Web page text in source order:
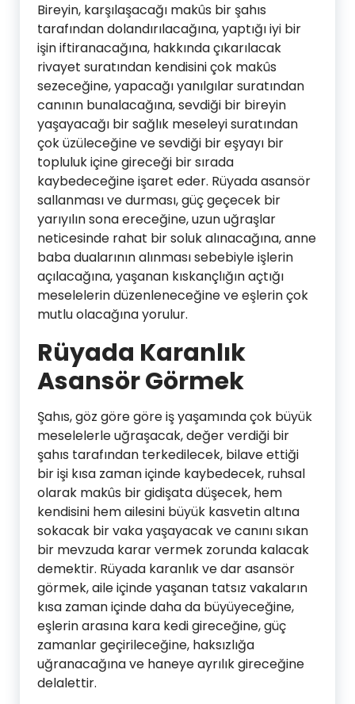
Bireyin, karşılaşacağı makûs bir şahıs
tarafından dolandırılacağına, yaptığı iyi bir
işin iftiranacağına, hakkında çıkarılacak
rivayet suratından kendisini çok makûs
sezeceğine, yapacağı yanılgılar suratından
canının bunalacağına, sevdiği bir bireyin
yaşayacağı bir sağlık meseleyi suratından
çok üzüleceğine ve sevdiği bir eşyayı bir
topluluk içine gireceği bir sırada
kaybedeceğine işaret eder. Rüyada asansör
sallanması ve durması, güç geçecek bir
yarıyılın sona ereceğine, uzun uğraşlar
neticesinde rahat bir soluk alınacağına, anne
baba dualarının alınması sebebiyle işlerin
açılacağına, yaşanan kıskançlığın açtığı
meselelerin düzenleneceğine ve eşlerin çok
mutlu olacağına yorulur.
Rüyada Karanlık
Asansör Görmek
Şahıs, göz göre göre iş yaşamında çok büyük
meselelerle uğraşacak, değer verdiği bir
şahıs tarafından terkedilecek, bilave ettiği
bir işi kısa zaman içinde kaybedecek, ruhsal
olarak makûs bir gidişata düşecek, hem
kendisini hem ailesini büyük kasvetin altına
sokacak bir vaka yaşayacak ve canını sıkan
bir mevzuda karar vermek zorunda kalacak
demektir. Rüyada karanlık ve dar asansör
görmek, aile içinde yaşanan tatsız vakaların
kısa zaman içinde daha da büyüyeceğine,
eşlerin arasına kara kedi gireceğine, güç
zamanlar geçirileceğine, haksızlığa
uğranacağına ve haneye ayrılık gireceğine
delalettir.